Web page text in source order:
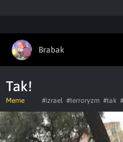
Brabak
Tak!
Meme #izrael #terroryzm #tak